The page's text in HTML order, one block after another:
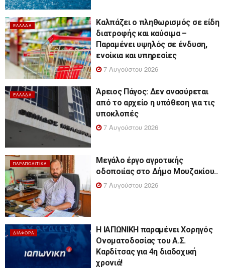
ΕΛΛΆΔΑ
Καλπάζει ο πληθωρισμός σε είδη
διατροφής και καύσιμα –
Παραμένει υψηλός σε ένδυση,
ενοίκια και υπηρεσίες
7 Αυγούστου 2026
ΕΛΛΆΔΑ
Άρειος Πάγος: Δεν ανασύρεται
από το αρχείο η υπόθεση για τις
υποκλοπές
7 Αυγούστου 2026
ΠΑΡΑΠΟΛΙΤΙΚΆ
Μεγάλο έργο αγροτικής
οδοποιίας στο Δήμο Μουζακίου..
7 Αυγούστου 2026
ΔΙΆΦΟΡΑ
Η ΙΑΠΩΝΙΚΗ παραμένει Χορηγός
Ονοματοδοσίας του Α.Σ.
Καρδίτσας για 4η διαδοχική
χρονιά!